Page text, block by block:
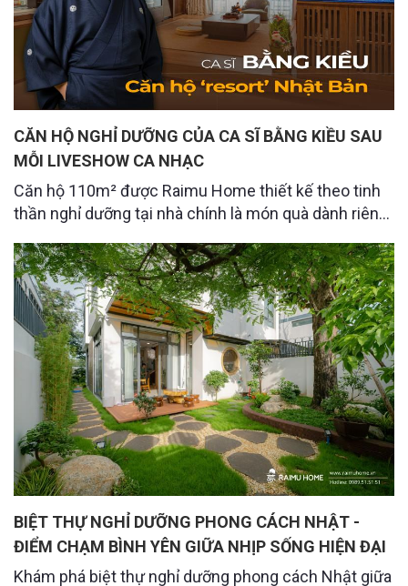
CĂN HỘ NGHỈ DƯỠNG CỦA CA SĨ BẰNG KIỀU SAU
MỖI LIVESHOW CA NHẠC
Căn hộ 110m² được Raimu Home thiết kế theo tinh
thần nghỉ dưỡng tại nhà chính là món quà dành riêng
được thiết kế với tông màu trầm ấm, mộc mạc và
thư giãn, mang đến cảm giác nghỉ dưỡng ngay khi
bước vào.
BIỆT THỰ NGHỈ DƯỠNG PHONG CÁCH NHẬT -
ĐIỂM CHẠM BÌNH YÊN GIỮA NHỊP SỐNG HIỆN ĐẠI
Khám phá biệt thự nghỉ dưỡng phong cách Nhật giữa